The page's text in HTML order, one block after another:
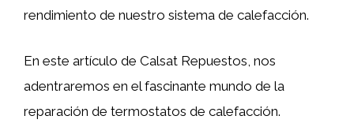
rendimiento de nuestro sistema de calefacción.
En este artículo de Calsat Repuestos, nos
adentraremos en el fascinante mundo de la
reparación de termostatos de calefacción.